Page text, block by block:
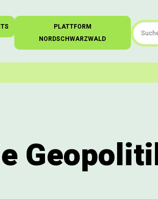
PLATTFORM
NORDSCHWARZWALD